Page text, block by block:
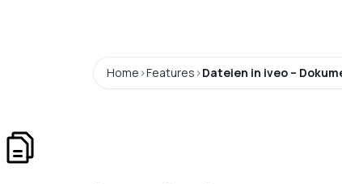
Home Features Dateien in iveo –